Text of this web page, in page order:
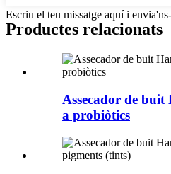
Escriu el teu missatge aquí i
Productes relacionats
Assecador de
a probiòtics